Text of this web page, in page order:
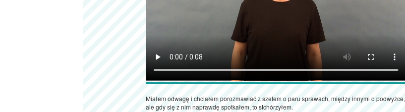
Miałem odwagę i chciałem porozmawiać z szefem o paru sprawach, między innymi o podwyżce,
ale gdy się z nim naprawdę spotkałem, to stchórzyłem.